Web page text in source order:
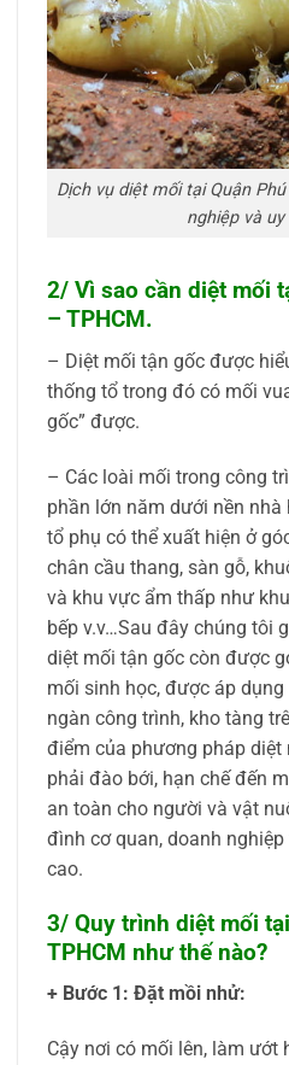
Dịch vụ diệt mối tại Quận
nghiệp và
2/ Vì sao cần diệt mối
– TPHCM.
– Diệt mối tận gốc được
thống tổ trong đó có mối
gốc” được.
– Các loài mối trong công
phần lớn năm dưới nền nhà
tổ phụ có thể xuất hiện ở
chân cầu thang, sàn gỗ,
và khu vực ẩm thấp như
bếp v.v…Sau đây chúng tôi
diệt mối tận gốc còn được
mối sinh học, được áp
ngàn công trình, kho tàng
điểm của phương pháp diệt
phải đào bới, hạn chế đến
an toàn cho người và vật
đình cơ quan, doanh
cao.
3/ Quy trình diệt mối
TPHCM như thế nào?
+ Bước 1: Đặt mồi nhử:
Cậy nơi có mối lên, làm